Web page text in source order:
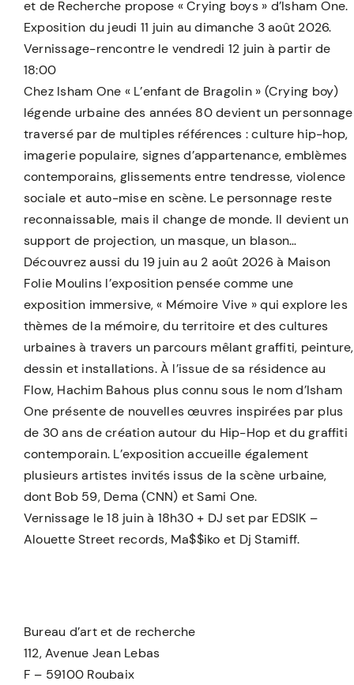
et de Recherche propose « Crying boys » d’Isham One.
Exposition du jeudi 11 juin au dimanche 3 août 2026.
Vernissage-rencontre le vendredi 12 juin à partir de
18:00
Chez Isham One « L’enfant de Bragolin » (Crying boy)
légende urbaine des années 80 devient un personnage
traversé par de multiples références : culture hip-hop,
imagerie populaire, signes d’appartenance, emblèmes
contemporains, glissements entre tendresse, violence
sociale et auto-mise en scène. Le personnage reste
reconnaissable, mais il change de monde. Il devient un
support de projection, un masque, un blason…
Découvrez aussi du 19 juin au 2 août 2026 à Maison
Folie Moulins l’exposition pensée comme une
exposition immersive, « Mémoire Vive » qui explore les
thèmes de la mémoire, du territoire et des cultures
urbaines à travers un parcours mêlant graffiti, peinture,
dessin et installations. À l’issue de sa résidence au
Flow, Hachim Bahous plus connu sous le nom d’Isham
One présente de nouvelles œuvres inspirées par plus
de 30 ans de création autour du Hip-Hop et du graffiti
contemporain. L’exposition accueille également
plusieurs artistes invités issus de la scène urbaine,
dont Bob 59, Dema (CNN) et Sami One.
Vernissage le 18 juin à 18h30 + DJ set par EDSIK –
Alouette Street records, Ma$$iko et Dj Stamiff.
Bureau d’art et de recherche
112, Avenue Jean Lebas
F – 59100 Roubaix